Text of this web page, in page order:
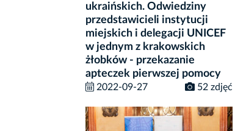
ukraińskich. Odwiedziny
przedstawicieli instytucji
miejskich i delegacji UNICEF
w jednym z krakowskich
żłobków - przekazanie
apteczek pierwszej pomocy
2022-09-27 52 zdjęć